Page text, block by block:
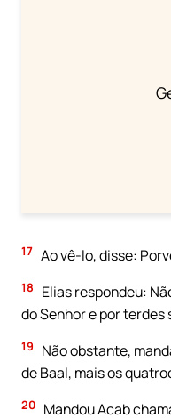
17 Ao vê-lo, disse:
18
Elias respondeu:
do Senhor e por terdes
19
Não obstante,
de Baal, mais os
20 Mandou Acab